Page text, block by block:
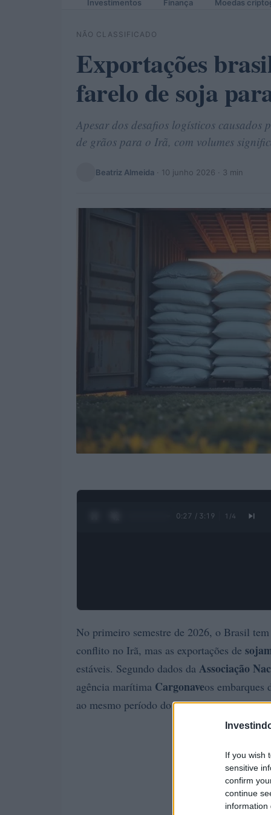
If you wish
sensitive
confirm
continue
information
Investimentos Finança Moedas
NÃO CLASSIFICADO
Exportações
farelo de soja
Apesar dos desafios logísticos
de grãos para o Irã, com volumes
Beatriz Almeida · 10 junho 2026 · 3 min
0:28 / 3:19 1 /4
No primeiro semestre de 2026, o Brasil
conflito no Irã, mas as exportações de soja
estáveis. Segundo dados da Associação
agência marítima Cargonaveos embarques
ao mesmo período do ano passado,